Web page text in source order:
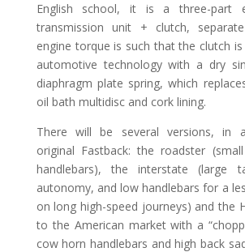
English school, it is a three-part
transmission unit + clutch,
engine torque is such that the clutch
automotive technology with a dry
diaphragm plate spring, which
oil bath multidisc and cork lining.
There will be several versions, in
original Fastback: the roadster
handlebars), the interstate (large
autonomy, and low handlebars for a
on long high-speed journeys) and the
to the American market with a
cow horn handlebars and high back